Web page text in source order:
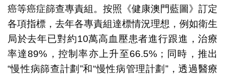
癌等癌症篩查專責組。按照《健康澳門藍圖》訂定
各項指標，去年各專責組達標情況理想，例如衛生
局於去年已對約10萬高血壓患者進行跟進，治療
率達89%，控制率亦上升至66.5%；同時，推出
“慢性病篩查計劃”和“慢性病管理計劃”，透過醫療